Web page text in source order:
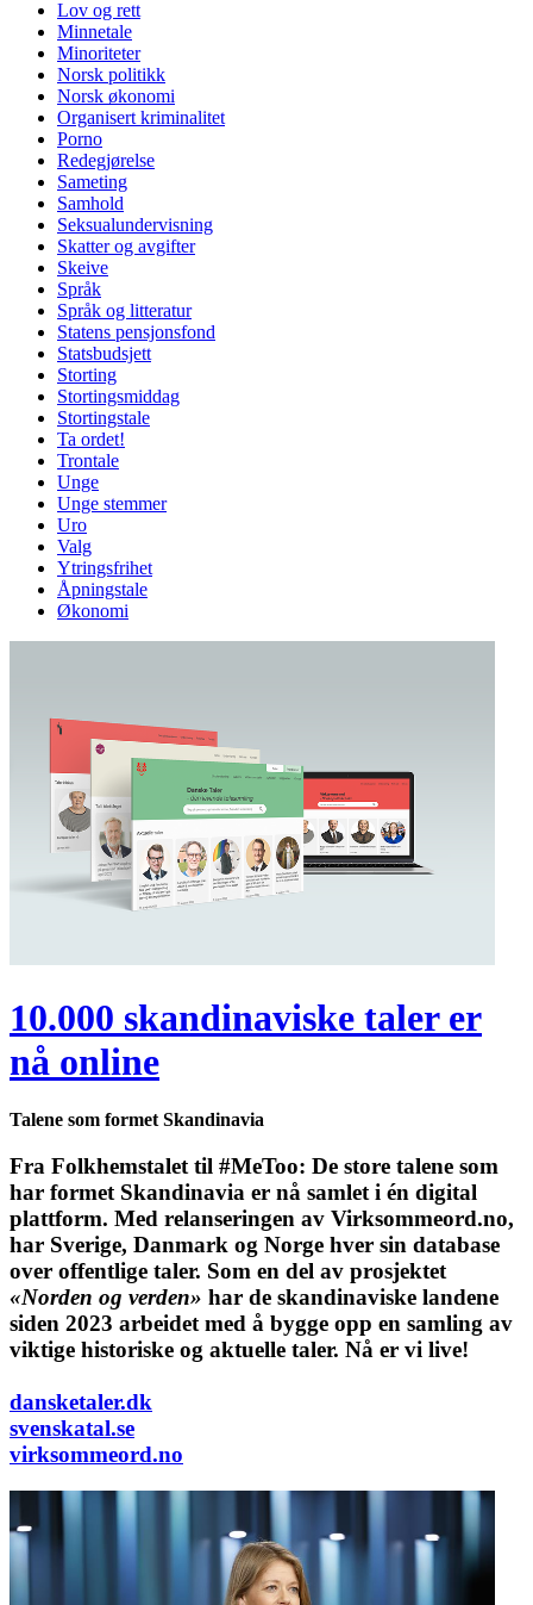
Lov og rett
Minnetale
Minoriteter
Norsk politikk
Norsk økonomi
Organisert kriminalitet
Porno
Redegjørelse
Sameting
Samhold
Seksualundervisning
Skatter og avgifter
Skeive
Språk
Språk og litteratur
Statens pensjonsfond
Statsbudsjett
Storting
Stortingsmiddag
Stortingstale
Ta ordet!
Trontale
Unge
Unge stemmer
Uro
Valg
Ytringsfrihet
Åpningstale
Økonomi
10.000 skandinaviske taler er
nå online
Talene som formet Skandinavia
Fra Folkhemstalet til #MeToo: De store talene som
har formet Skandinavia er nå samlet i én digital
plattform. Med relanseringen av Virksommeord.no,
har Sverige, Danmark og Norge hver sin database
over offentlige taler. Som en del av prosjektet
«Norden og verden» har de skandinaviske landene
siden 2023 arbeidet med å bygge opp en samling av
viktige historiske og aktuelle taler. Nå er vi live!
dansketaler.dk
svenskatal.se
virksommeord.no